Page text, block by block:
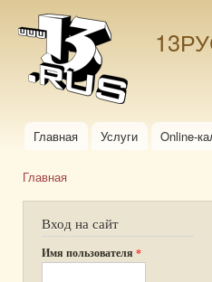
Главное меню
Главная Услуги Online-
Главная
Вход на сайт
Имя пользователя *